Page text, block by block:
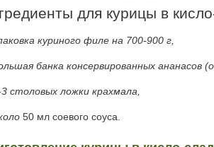
для курицы в
куриного филе на 700-900 г,
банка консервированных ананасов
столовых ложки крахмала
50 мл соевого соуса.